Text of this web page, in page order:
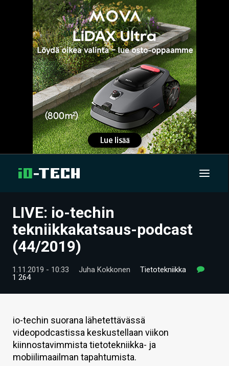
UUTISET
ARTIKKELIT
VIDEOT
HINTA.FI
KAUPPA
LIVE: io-techin
tekniikkakatsaus-podcast
(44/2019)
1.11.2019 - 10:33 Juha Kokkonen
Tietotekniikka
1 264
io-techin suorana lähetettävässä
videopodcastissa keskustellaan viikon
kiinnostavimmista tietotekniikka- ja
mobiilimaailman tapahtumista.